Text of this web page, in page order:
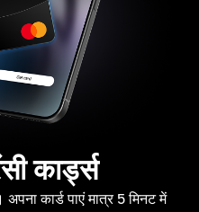
कार्ड्स
कार्ड पाएं मात्र 5 मिनट में